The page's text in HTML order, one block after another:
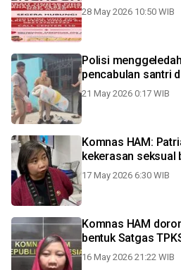
28 May 2026 10:50 WIB
Polisi
pencabulan santri
21 May 2026 0:17 WIB
Komnas HAM:
kekerasan seksual
17 May 2026 6:30 WIB
Komnas HAM
bentuk Satgas
16 May 2026 21:22 WIB